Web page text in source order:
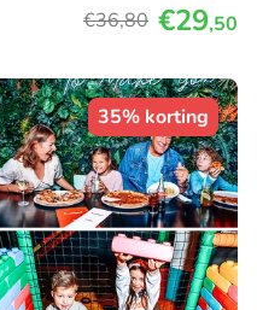
€36,80 €29,50
35% korting